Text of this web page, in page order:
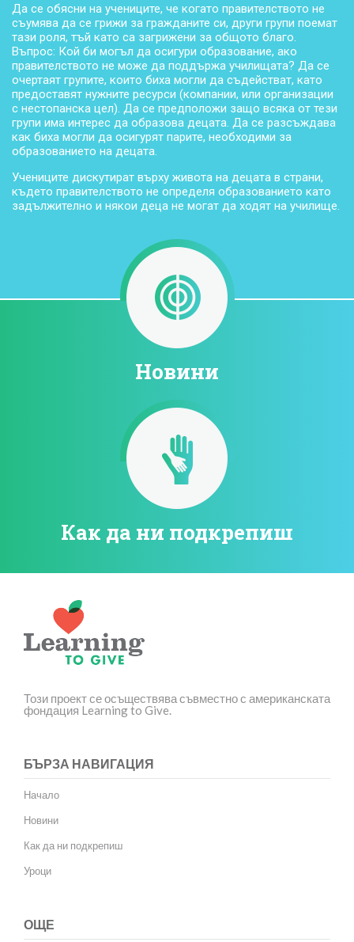
Да се обясни на учениците, че когато правителството не
съумява да се грижи за гражданите си, други групи поемат
тази роля, тъй като са загрижени за общото благо.
Въпрос: Кой би могъл да осигури образование, ако
правителството не може да поддържа училищата? Да се
очертаят групите, които биха могли да съдействат, като
предоставят нужните ресурси (компании, или организации
с нестопанска цел). Да се предположи защо всяка от тези
групи има интерес да образова децата. Да се разсъждава
как биха могли да осигурят парите, необходими за
образованието на децата.
Учениците дискутират върху живота на децата в страни,
където правителството не определя образованието като
задължително и някои деца не могат да ходят на училище.
Новини
Как да ни подкрепиш
Този проект се осъществява съвместно с американската
фондация Learning to Give.
БЪРЗА НАВИГАЦИЯ
Начало
Новини
Как да ни подкрепиш
Уроци
ОЩЕ